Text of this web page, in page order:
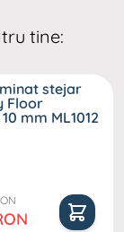
tine:
stejar
Floor
mm ML1012